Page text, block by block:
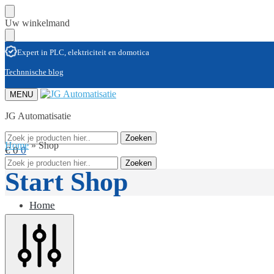
Skip
to
navigation
Skip
to
content
Uw winkelmand
Expert in PLC, elektriciteit en domotica
Technnische blog
MENU
JG Automatisatie
Zoeken
naar:
Zoeken
€0 0
Zoeken
naar:
Zoeken
Home
Diensten
Home » Shop
Start Shop